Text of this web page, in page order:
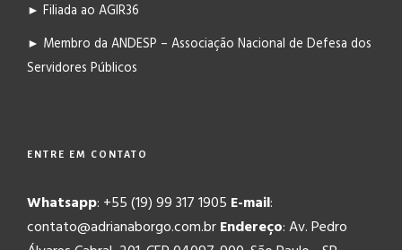
► Filiada ao AGIR36
► Membro da ANDESP – Associação Nacional de Defesa dos
Servidores Públicos
ENTRE EM CONTATO
Whatsapp: +55 (19) 99 317 1905 E-mail:
contato@adrianaborgo.com.brEndereço: Av. Pedro